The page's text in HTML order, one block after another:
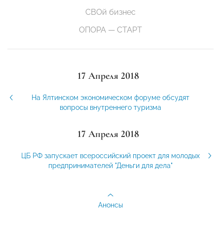
СВОй бизнес
ОПОРА — СТАРТ
17 Апреля 2018
На Ялтинском экономическом форуме обсудят
вопросы внутреннего туризма
17 Апреля 2018
ЦБ РФ запускает всероссийский проект для молодых
предпринимателей "Деньги для дела"
Анонсы